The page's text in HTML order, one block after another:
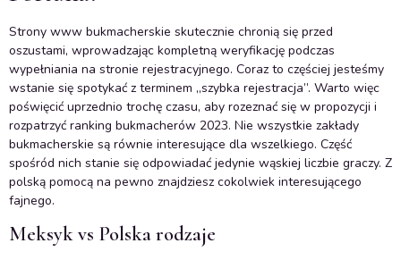
Strony www bukmacherskie skutecznie chronią się przed
oszustami, wprowadzając kompletną weryfikację podczas
wypełniania na stronie rejestracyjnego. Coraz to częściej jesteśmy
wstanie się spotykać z terminem „szybka rejestracja”. Warto więc
poświęcić uprzednio trochę czasu, aby rozeznać się w propozycji i
rozpatrzyć ranking bukmacherów 2023. Nie wszystkie zakłady
bukmacherskie są równie interesujące dla wszelkiego. Część
spośród nich stanie się odpowiadać jedynie wąskiej liczbie graczy. Z
polską pomocą na pewno znajdziesz cokolwiek interesującego
fajnego.
Meksyk vs Polska rodzaje